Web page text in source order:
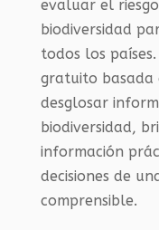
evaluar el
biodiversidad
todos los
gratuito basada
desglosar
biodiversidad,
información
decisiones de
comprensible.